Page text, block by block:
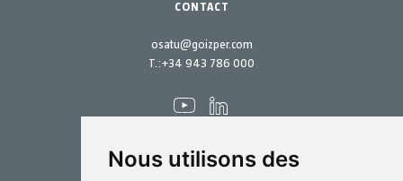
Nous utilisons des
osatu@goizper.com
T.:+34 943 786 000
CONTACT